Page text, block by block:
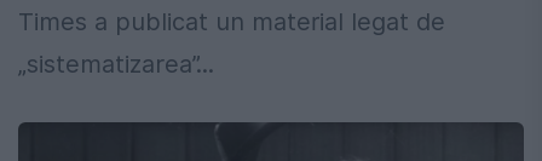
Times a publicat un material legat de
„sistematizarea”...